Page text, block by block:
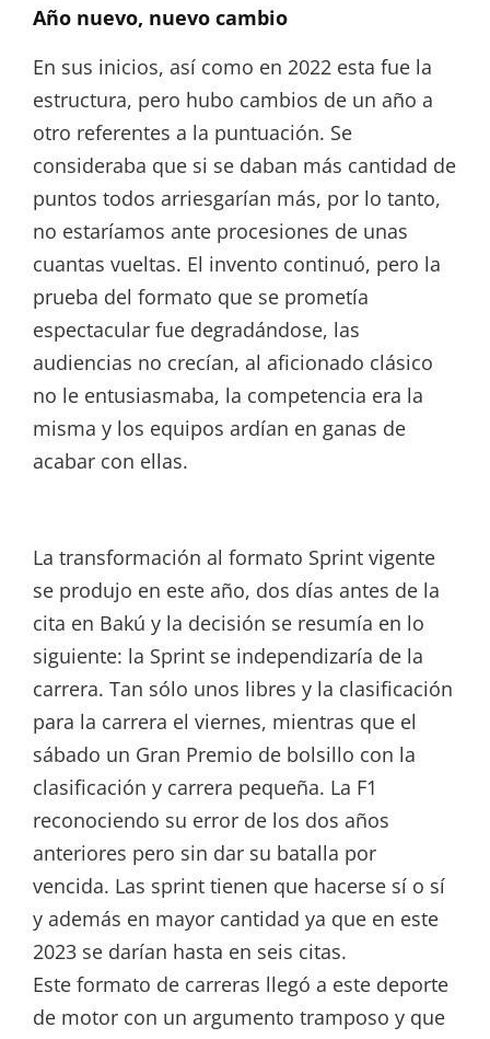
Año nuevo, nuevo cambio
En sus inicios, así como en 2022 esta fue la
estructura, pero hubo cambios de un año a
otro referentes a la puntuación. Se
consideraba que si se daban más cantidad de
puntos todos arriesgarían más, por lo tanto,
no estaríamos ante procesiones de unas
cuantas vueltas. El invento continuó, pero la
prueba del formato que se prometía
espectacular fue degradándose, las
audiencias no crecían, al aficionado clásico
no le entusiasmaba, la competencia era la
misma y los equipos ardían en ganas de
acabar con ellas.
La transformación al formato Sprint vigente
se produjo en este año, dos días antes de la
cita en Bakú y la decisión se resumía en lo
siguiente: la Sprint se independizaría de la
carrera. Tan sólo unos libres y la clasificación
para la carrera el viernes, mientras que el
sábado un Gran Premio de bolsillo con la
clasificación y carrera pequeña. La F1
reconociendo su error de los dos años
anteriores pero sin dar su batalla por
vencida. Las sprint tienen que hacerse sí o sí
y además en mayor cantidad ya que en este
2023 se darían hasta en seis citas.
Este formato de carreras llegó a este deporte
de motor con un argumento tramposo y que